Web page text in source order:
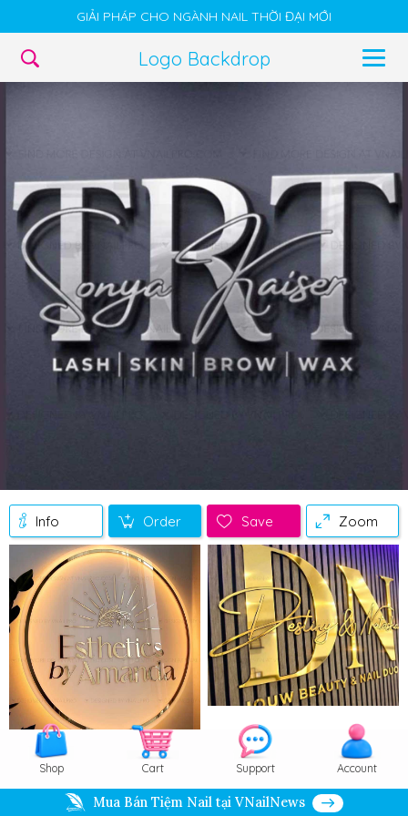
GIẢI PHÁP CHO NGÀNH NAIL THỜI ĐẠI MỚI
Logo Backdrop
Info Order Save Zoom
Video
Shop Cart Support Account
Mua Bán Tiệm Nail tại VNailNews